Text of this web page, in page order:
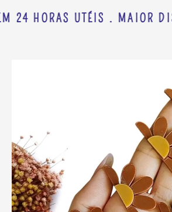
24 HORAS UTÉIS . MAIOR